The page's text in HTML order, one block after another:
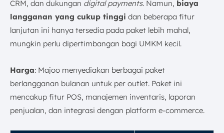
CRM, dan dukungan digital payments. Namun, biaya
langganan yang cukup tinggi dan beberapa fitur
lanjutan ini hanya tersedia pada paket lebih mahal,
mungkin perlu dipertimbangan bagi UMKM kecil.
Harga: Majoo menyediakan berbagai paket
berlangganan bulanan untuk per outlet. Paket ini
mencakup fitur POS, manajemen inventaris, laporan
penjualan, dan integrasi dengan platform e-commerce.